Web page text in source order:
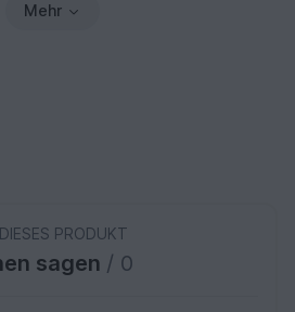
Mehr
PRODUKT
sagen / 0